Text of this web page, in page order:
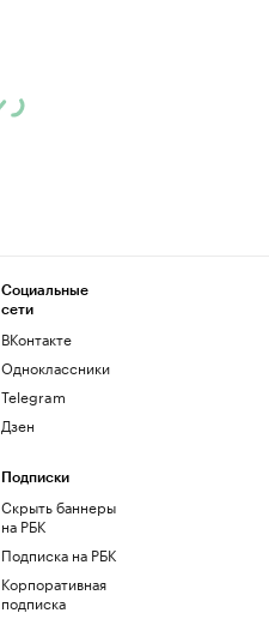
Социальные
сети
ВКонтакте
Одноклассники
Telegram
Дзен
Подписки
Скрыть баннеры
на РБК
Подписка на РБК
Корпоративная
подписка